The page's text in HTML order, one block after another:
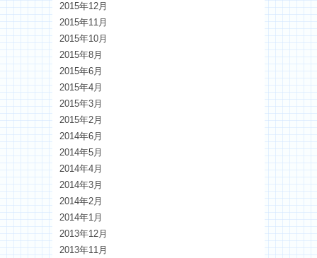
2015年12月
2015年11月
2015年10月
2015年8月
2015年6月
2015年4月
2015年3月
2015年2月
2014年6月
2014年5月
2014年4月
2014年3月
2014年2月
2014年1月
2013年12月
2013年11月